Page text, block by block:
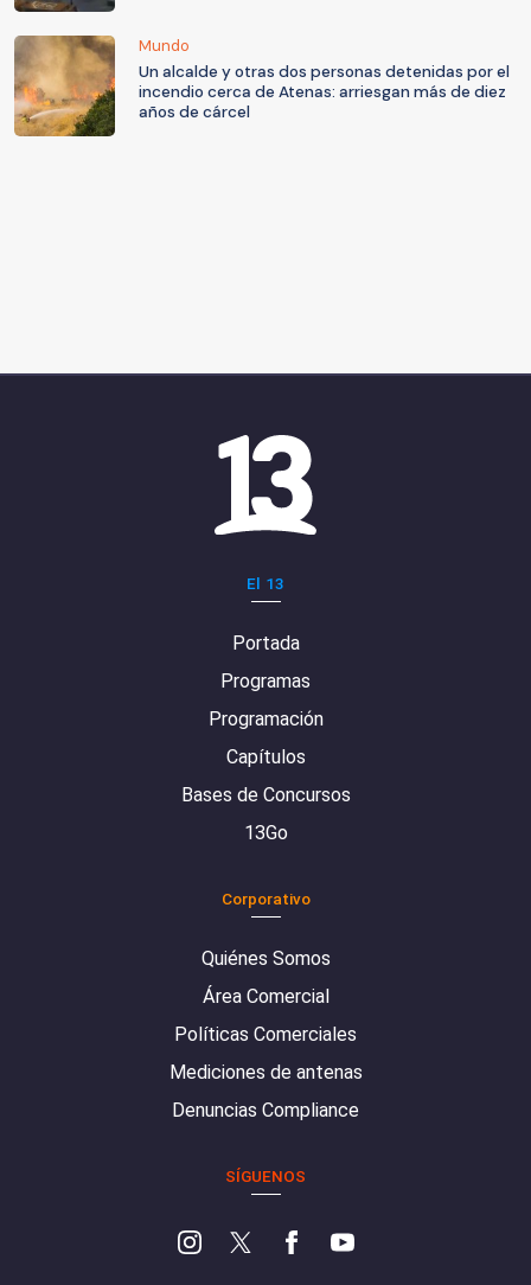
Mundo
Un alcalde y otras dos personas detenidas por el
incendio cerca de Atenas: arriesgan más de diez
años de cárcel
El 13
Portada
Programas
Programación
Capítulos
Bases de Concursos
13Go
Corporativo
Quiénes Somos
Área Comercial
Políticas Comerciales
Mediciones de antenas
Denuncias Compliance
SÍGUENOS